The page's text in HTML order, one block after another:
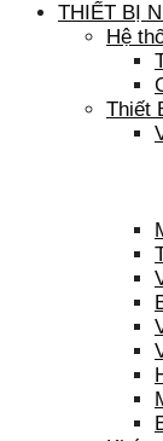
THIẾT BỊ
Hệ
Thiết